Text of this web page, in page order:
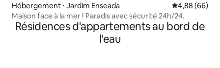
Hébergement ⋅ Jardim Enseada Évaluation
4,88 (66)
Maison face à la mer ! Paradis avec sécurité 24h/24.
Résidences d'appartements au bord de
l'eau